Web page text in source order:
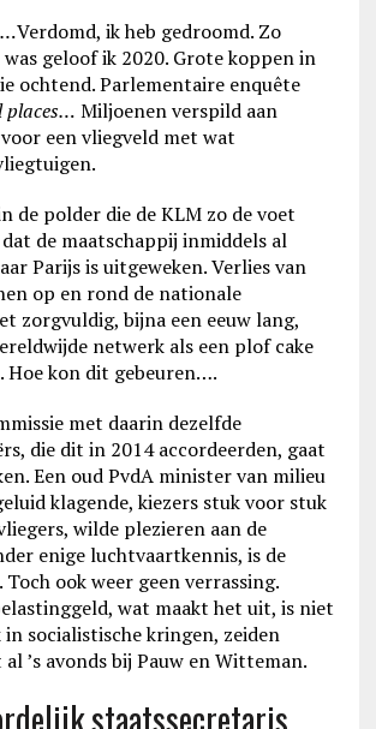
Verdomd, ik heb gedroomd. Zo
geloof ik 2020. Grote koppen in
ochtend. Parlementaire enquête
places… Miljoenen verspild aan
een vliegveld met wat
de polder die de KLM zo de voet
de maatschappij inmiddels al
Parijs is uitgeweken. Verlies van
op en rond de nationale
zorgvuldig, bijna een eeuw lang,
netwerk als een plof cake
Hoe kon dit gebeuren….
met daarin dezelfde
die dit in 2014 accordeerden, gaat
Een oud PvdA minister van milieu
klagende, kiezers stuk voor stuk
wilde plezieren aan de
enige luchtvaartkennis, is de
ook weer geen verrassing.
wat maakt het uit, is niet
socialistische kringen, zeiden
’s avonds bij Pauw en Witteman.